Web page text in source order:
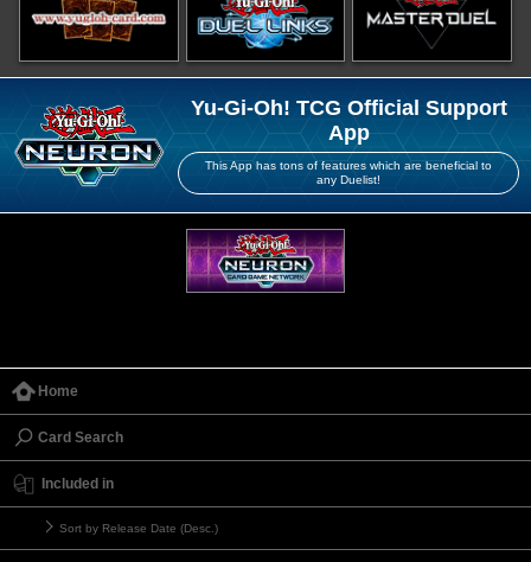
Yu-Gi-Oh! TCG Official Support
App
This App has tons of features which are beneficial to
any Duelist!
Home
Card Search
Included in
Sort by Release Date (Desc.)